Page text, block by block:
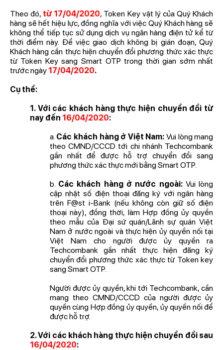
Theo đó, từ 17/04/2020, Token Key vật lý của Quý Khách
hàng sẽ hết hiệu lực, đồng nghĩa với việc Quý Khách hàng sẽ
không thể tiếp tục sử dụng dịch vụ ngân hàng điện tử kể từ
thời điểm này. Để việc giao dịch không bị gián đoạn, Quý
Khách hàng cần thực hiện chuyển đổi phương thức xác thực
từ Token Key sang Smart OTP trong thời gian sớm nhất
trước ngày 17/04/2020.
Cụ thể:
1. Với các khách hàng thực hiện chuyển đổi từ
nay đến 16/04/2020:
a. Các khách hàng ở Việt Nam: Vui lòng mang
theo CMND/CCCD tới chi nhánh Techcombank
gần nhất để được hỗ trợ chuyển đổi sang
phương thức xác thực mới bằng Smart OTP.
b. Các khách hàng ở nước ngoài:Vui lòng
cập nhật số điện thoại đăng ký với ngân hàng
trên F@st i-Bank (nếu không còn giữ số điện
thoại này), đồng thời, làm Hợp đồng ủy quyền
theo mẫu của Đại sứ quán/Lãnh sự quán Việt
Nam ở nước ngoài và thực hiện ủy quyền nối tại
Việt Nam cho người được ủy quyền ra
Techcombank gần nhất thực hiện đăng ký
chuyển đổi phương thức xác thực từ Token key
sang Smart OTP.
Người được ủy quyền, khi tới Techcombank, cần
mang theo CMND/CCCD của người được ủy
quyền cùng Hợp đồng ủy quyền, ủy quyền nối để
được hỗ trợ.
2.Với các khách hàng thực hiện chuyển đổi sau
16/04/2020: